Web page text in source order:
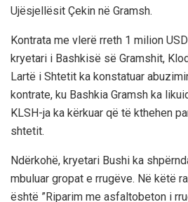
Ujësjellësit Çekin në Gramsh.
Kontrata me vlerë rreth 1 milion
kryetari i Bashkisë së Gramshit,
Lartë i Shtetit ka konstatuar
kontrate, ku Bashkia Gramsh ka
KLSH-ja ka kërkuar që të kthehen
shtetit.
Ndërkohë, kryetari Bushi ka
mbuluar gropat e rrugëve. Në këtë
është ”Riparim me asfaltobeton i